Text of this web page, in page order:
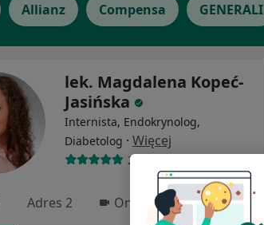
Allianz Compensa GENERALI
lek. Magdalena Kopeć-
Jasińska
Internista, Endokrynolog,
Diabetolog · Więcej
29 opinii
Adres 2 Online